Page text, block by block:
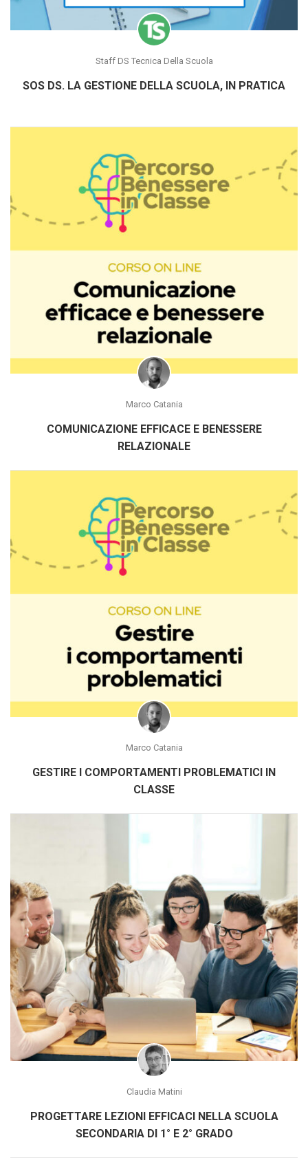
Staff DS Tecnica Della Scuola
SOS DS. LA GESTIONE DELLA SCUOLA, IN PRATICA
Marco Catania
COMUNICAZIONE EFFICACE E BENESSERE
RELAZIONALE
Marco Catania
GESTIRE I COMPORTAMENTI PROBLEMATICI IN
CLASSE
Claudia Matini
PROGETTARE LEZIONI EFFICACI NELLA SCUOLA
SECONDARIA DI 1° E 2° GRADO